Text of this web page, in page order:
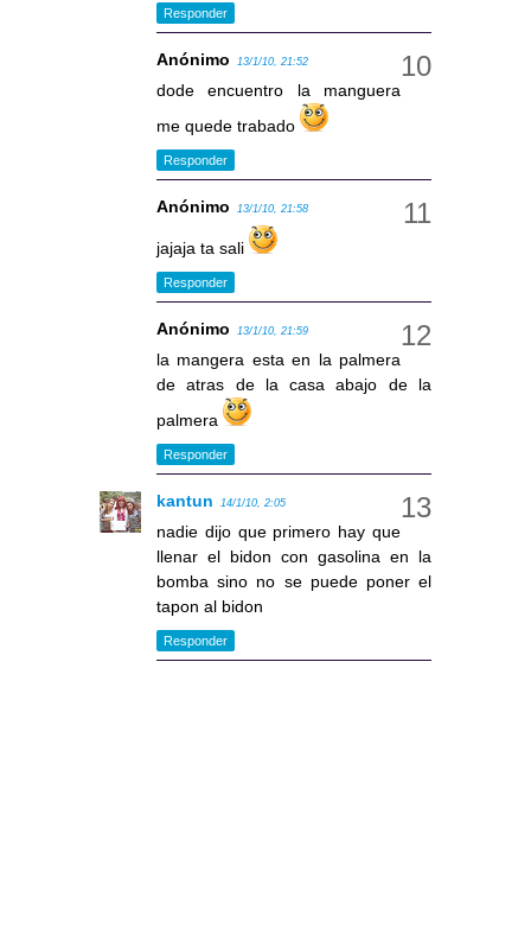
Responder
Anónimo 13/1/10, 21:52
dode encuentro la manguera
me quede trabado
Responder
Anónimo 13/1/10, 21:58
jajaja ta sali
Responder
Anónimo 13/1/10, 21:59
la mangera esta en la palmera
de atras de la casa abajo de la
palmera
Responder
kantun 14/1/10, 2:05
nadie dijo que primero hay que
llenar el bidon con gasolina en la
bomba sino no se puede poner el
tapon al bidon
Responder